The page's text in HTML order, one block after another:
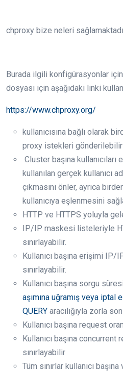
chproxy bize neleri
Burada ilgili konfigürasyonlar
dosyası için aşağıdaki linki
https://www.chproxy.org/
kullanıcısına bağlı olarak
proxy istekleri gönderilebilir
Cluster başına
kullanılan gerçek kullanıcı
çıkmasını önler, ayrıca
kullanıcıya eşlenmesini
HTTP ve HTTPS yoluyla
IP/IP maskesi listeleriyle
sınırlayabilir.
Kullanıcı başına erişimi
sınırlayabilir.
Kullanıcı başına sorgu
aşımına uğramış veya
QUERY aracılığıyla zorla
Kullanıcı başına request
Kullanıcı başına concurrent
sınırlayabilir
Tüm sınırlar kullanıcı